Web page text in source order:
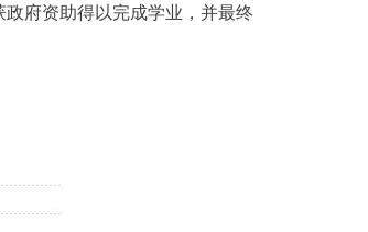
府资助得以完成学业，并最终